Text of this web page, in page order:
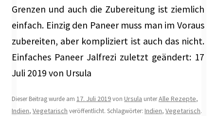
Grenzen und auch die Zubereitung ist ziemlich
einfach. Einzig den Paneer muss man im Voraus
zubereiten, aber kompliziert ist auch das nicht.
Einfaches Paneer Jalfrezi zuletzt geändert: 17
Juli 2019 von Ursula
Dieser Beitrag wurde am 17. Juli 2019von Ursula unterAlle Rezepte,
Indien, Vegetarisch veröffentlicht. Schlagwörter: Indien, Vegetarisch.